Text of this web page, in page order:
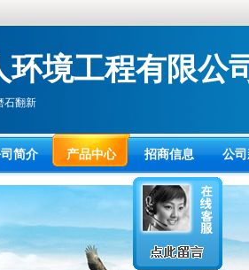
环境工程有限公
石翻新
简介 产品中心 招商信息 公